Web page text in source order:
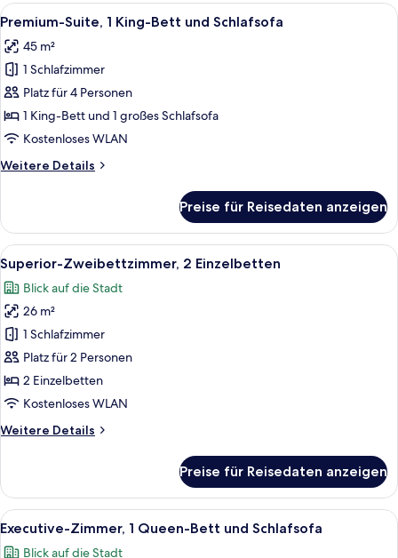
Queen-
Alle
Fotos
für
Premium-
Suite,
1 King-
Bett
Schlafsofa
Ein Hotelzimmer mit Sofa, Bett,
11
Premium-Suite, 1 King-Bett und Schlafsofa
45 m²
1 Schlafzimmer
Platz für 4 Personen
1 King-Bett und 1 großes Schlafsofa
Kostenloses WLAN
Weitere Details
Weitere
Suite,
1 King-
Bett
und
Schlafsofa
Preise für Reisedaten anzeigen
Alle
Fotos
für
Superior-
Zweibettzimmer,
2 Einzelbetten
anzeigen
Ein Hotelzimmer mit zwei
6
Superior-Zweibettzimmer, 2 Einzelbetten
Blick auf die Stadt
26 m²
1 Schlafzimmer
Platz für 2 Personen
2 Einzelbetten
Kostenloses WLAN
Weitere Details
Weitere
Zweibettzimmer,
2 Einzelbetten
Preise für Reisedaten anzeigen
Alle
Fotos
Executive-Zimmer, 1 Queen-Bett
9
Executive-Zimmer, 1 Queen-Bett und Schlafsofa
Blick auf die Stadt